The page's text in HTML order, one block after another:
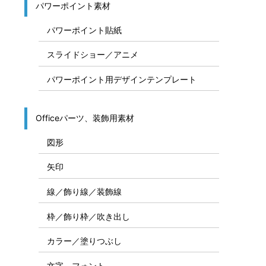
パワーポイント素材
パワーポイント貼紙
スライドショー／アニメ
パワーポイント用デザインテンプレート
Officeパーツ、装飾用素材
図形
矢印
線／飾り線／装飾線
枠／飾り枠／吹き出し
カラー／塗りつぶし